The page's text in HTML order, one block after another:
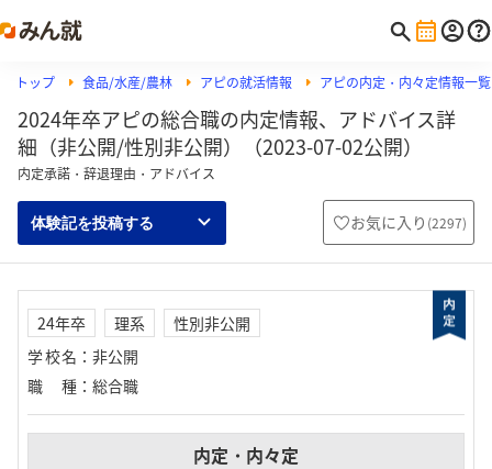
トップ 食品/水産/農林 アピの就活情報 アピの内定・内々定情報一覧
2024年卒アピの総合職の内定情報、アドバイス詳
細（非公開/性別非公開）（2023-07-02公開）
内定承諾・辞退理由・アドバイス
体験記を投稿する お気に入り (2297)
24年卒 理系
性別非公開
学校名 ： 非公開
職種 ： 総合職
内定・内々定